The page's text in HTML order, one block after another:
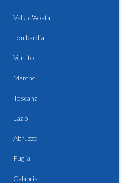
Valle d'Aosta
Lombardia
Veneto
Marche
Toscana
Lazio
Abruzzo
Puglia
Calabria